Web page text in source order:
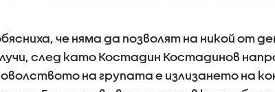
че няма да позволят на никой от
след като Костадин Костадинов
на групата е излизането на